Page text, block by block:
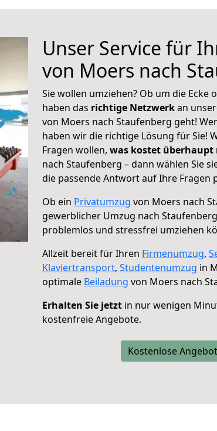
Unser Service für
von Moers nach
Sie wollen umziehen? Ob um die Ecke
haben das richtige Netzwerkan
von Moers nach Staufenberg geht!
haben wir die richtige Lösung für Sie!
Fragen wollen, was kostet überhaupt
nach Staufenberg – dann wählen Sie
die passende Antwort auf Ihre Fragen
Ob ein Privatumzug von Moers nach
gewerblicher Umzug nach
problemlos und stressfrei umziehen
Allzeit bereit für Ihren Firmenumzug,
Klaviertransport, Studentenumzug in
optimale Beiladung von Moers nach
Erhalten Sie jetzt in nur wenigen
kostenfreie Angebote.
Kostenlose